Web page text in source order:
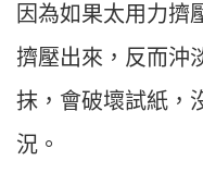
因為如果太用力擠
擠壓出來，反而沖
抹，會破壞試紙，
況。